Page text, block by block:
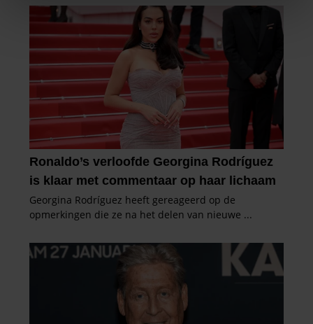
We gebruiken cookies om content en advertenties te
personaliseren, om functies voor social media te bieden
en om ons websiteverkeer te analyseren. Ook delen we
informatie over uw gebruik van onze site met onze
partners voor social media, adverteren en analyse. Deze
partners kunnen deze gegevens combineren met andere
informatie die u aan ze heeft verstrekt of die ze hebben
verzameld op basis van uw gebruik van hun services. U
gaat akkoord met onze cookies als u onze website blijft